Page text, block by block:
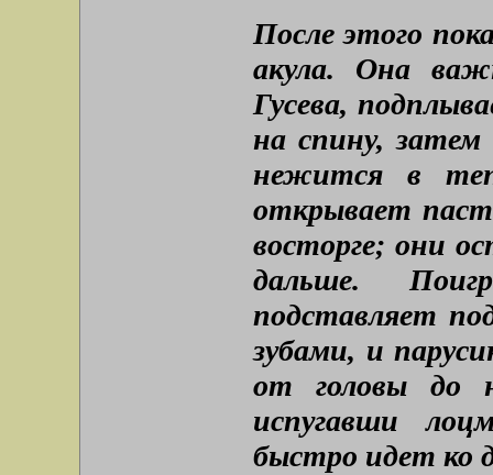
После этого
акула. Она
Гусева,
на спину, затем
нежится в
открывает
восторге; они
дальше.
подставляет
зубами, и
от головы до
испугавши
быстро идет ко